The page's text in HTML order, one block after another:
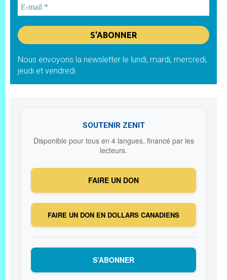
Nous envoyons la newsletter le lundi, mardi, mercredi,
jeudi et vendredi
SOUTENIR ZENIT
Disponible pour tous en 4 langues, financé par les
lecteurs.
FAIRE UN DON
FAIRE UN DON EN DOLLARS CANADIENS
S’ABONNER